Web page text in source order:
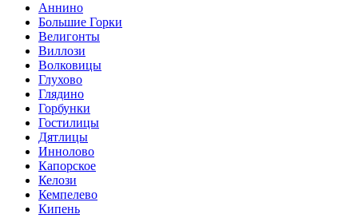
Аннино
Большие Горки
Велигонты
Виллози
Волковицы
Глухово
Глядино
Горбунки
Гостилицы
Дятлицы
Иннолово
Капорское
Келози
Кемпелево
Кипень